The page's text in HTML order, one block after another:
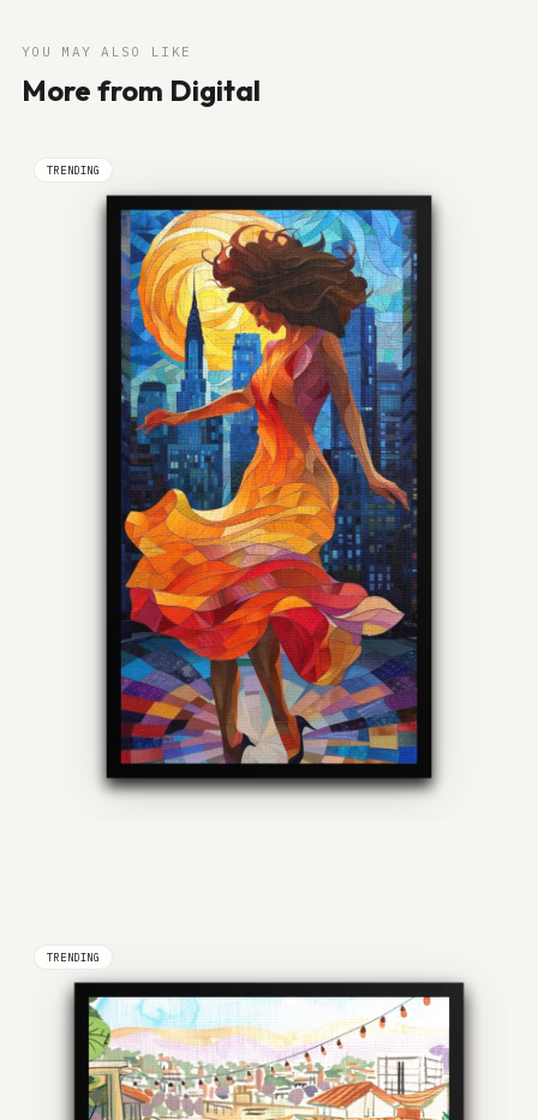
YOU MAY ALSO LIKE
More from Digital
TRENDING
TRENDING